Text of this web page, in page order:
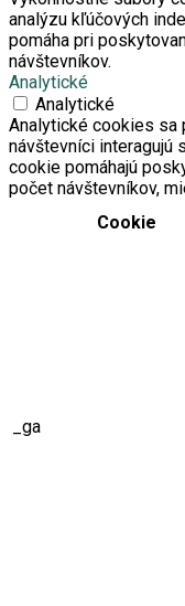
analýzu kľúčových
pomáha pri
návštevníkov.
Analytické
Analytické
Analytické cookies sa
návštevníci interagujú
cookie pomáhajú
počet návštevníkov,
Cookie
_ga